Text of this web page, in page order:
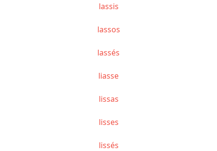
lassis
lassos
lassés
liasse
lissas
lisses
lissés